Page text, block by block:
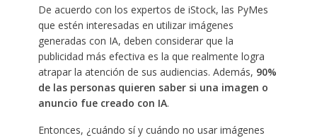
De acuerdo con los expertos de iStock, las PyMes
que estén interesadas en utilizar imágenes
generadas con IA, deben considerar que la
publicidad más efectiva es la que realmente logra
atrapar la atención de sus audiencias. Además, 90%
de las personas quieren saber si una imagen o
anuncio fue creado con IA. ​
Entonces, ¿cuándo sí y cuándo no usar imágenes